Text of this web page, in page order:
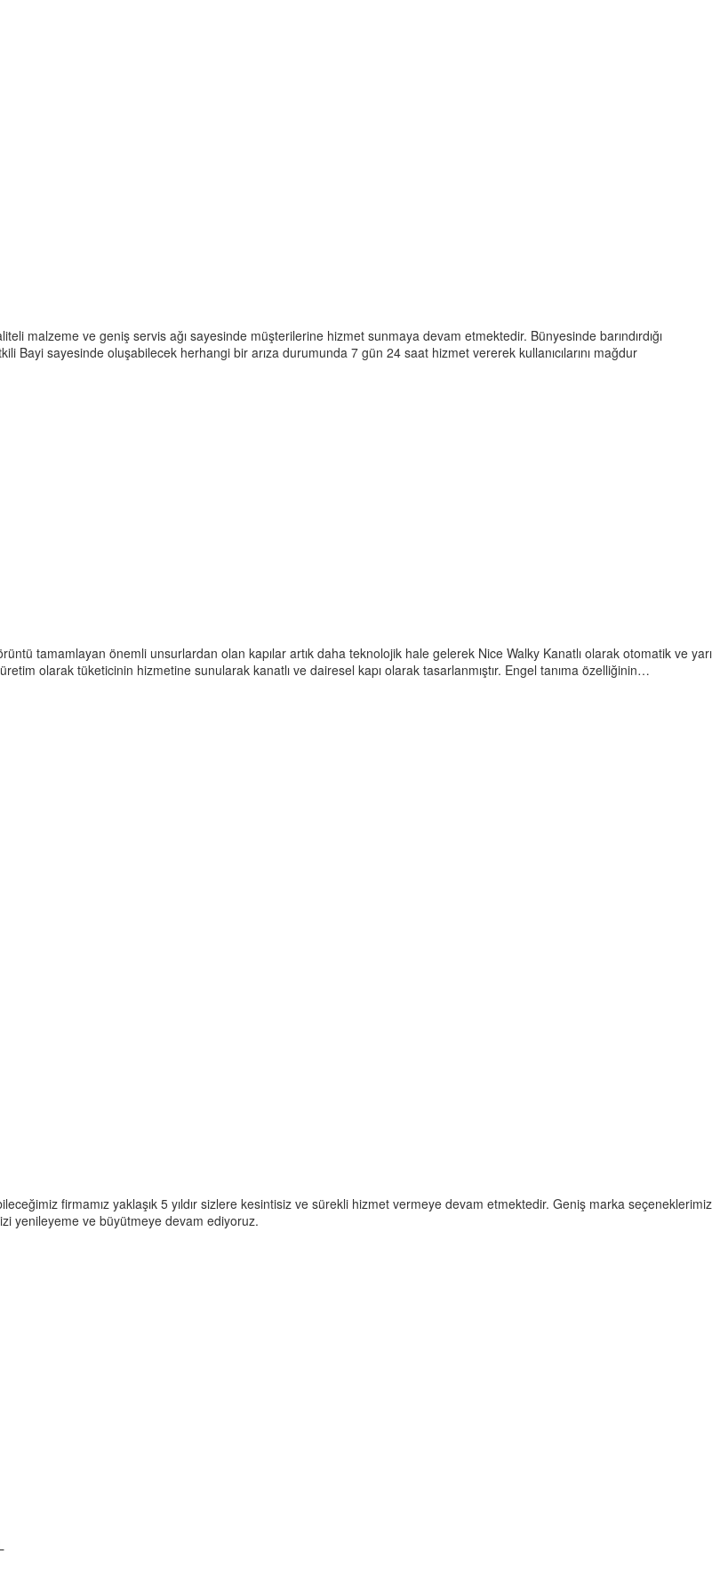
malzeme ve geniş servis ağı sayesinde müşterilerine hizmet sunmaya devam etmektedir. Bünyesinde barındırdığı
Bayi sayesinde oluşabilecek herhangi bir arıza durumunda 7 gün 24 saat hizmet vererek kullanıcılarını mağdur
tamamlayan önemli unsurlardan olan kapılar artık daha teknolojik hale gelerek Nice Walky Kanatlı olarak otomatik ve yarı
olarak tüketicinin hizmetine sunularak kanatlı ve dairesel kapı olarak tasarlanmıştır. Engel tanıma özelliğinin…
firmamız yaklaşık 5 yıldır sizlere kesintisiz ve sürekli hizmet vermeye devam etmektedir. Geniş marka seçeneklerimiz
yenileyeme ve büyütmeye devam ediyoruz.